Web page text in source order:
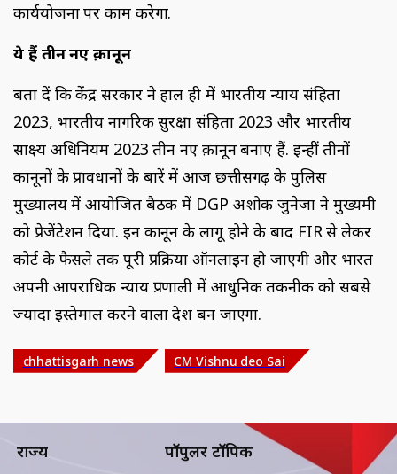
कार्ययोजना पर काम करेगा.
ये हैं तीन नए क़ानून
बता दें कि केंद्र सरकार ने हाल ही में भारतीय न्याय संहिता
2023, भारतीय नागरिक सुरक्षा संहिता 2023 और भारतीय
साक्ष्य अधिनियम 2023 तीन नए क़ानून बनाए हैं. इन्हीं तीनों
कानूनों के प्रावधानों के बारें में आज छत्तीसगढ़ के पुलिस
मुख्यालय में आयोजित बैठक में DGP अशोक जुनेजा ने मुख्यमंत्री
को प्रेजेंटेशन दिया. इन कानून के लागू होने के बाद FIR से लेकर
कोर्ट के फैसले तक पूरी प्रक्रिया ऑनलाइन हो जाएगी और भारत
अपनी आपराधिक न्याय प्रणाली में आधुनिक तकनीक को सबसे
ज्यादा इस्तेमाल करने वाला देश बन जाएगा.
chhattisgarh news CM Vishnu deo Sai
राज्य पॉपुलर टॉपिक